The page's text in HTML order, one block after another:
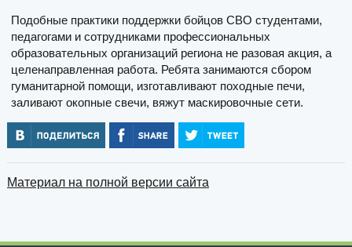
Подобные практики поддержки бойцов СВО студентами,
педагогами и сотрудниками профессиональных
образовательных организаций региона не разовая акция, а
целенаправленная работа. Ребята занимаются сбором
гуманитарной помощи, изготавливают походные печи,
заливают окопные свечи, вяжут маскировочные сети.
Материал на полной версии сайта